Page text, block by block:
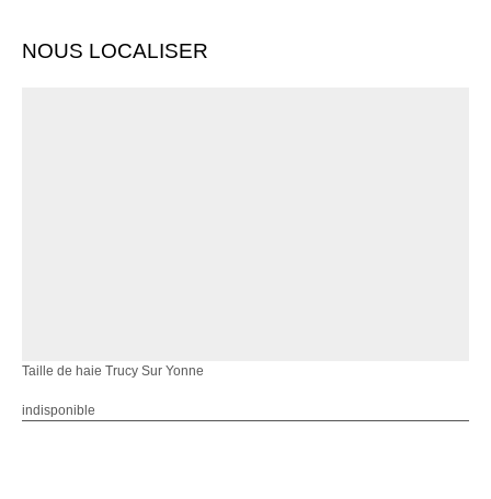
NOUS LOCALISER
Taille de haie Trucy Sur Yonne
indisponible